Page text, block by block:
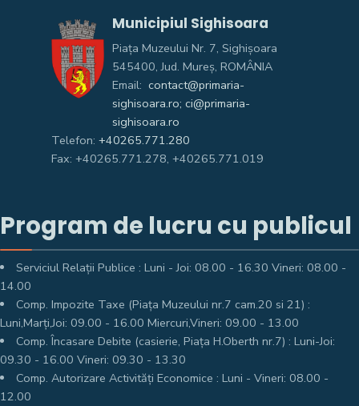
Municipiul Sighisoara
Piața Muzeului Nr. 7, Sighişoara
545400, Jud. Mureş, ROMÂNIA
Email: contact@primaria-
sighisoara.ro; ci@primaria-
sighisoara.ro
Telefon: +40265.771.280
Fax: +40265.771.278, +40265.771.019
Program de lucru cu publicul
Serviciul Relații Publice : Luni - Joi: 08.00 - 16.30 Vineri: 08.00 -
14.00
Comp. Impozite Taxe (Piața Muzeului nr.7 cam.20 si 21) :
Luni,Marți,Joi: 09.00 - 16.00 Miercuri,Vineri: 09.00 - 13.00
Comp. Încasare Debite (casierie, Piața H.Oberth nr.7) : Luni-Joi:
09.30 - 16.00 Vineri: 09.30 - 13.30
Comp. Autorizare Activități Economice : Luni - Vineri: 08.00 -
12.00